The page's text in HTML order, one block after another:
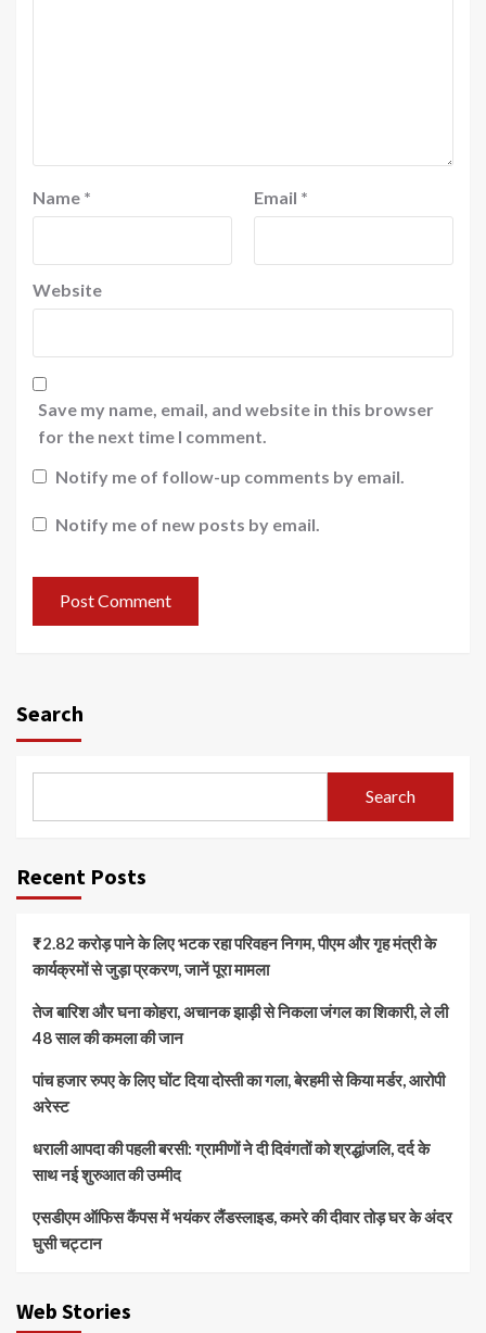
Name * Email *
Website
Save my name, email, and website in this browser
for the next time I comment.
Notify me of follow-up comments by email.
Notify me of new posts by email.
Search
Search
Recent Posts
₹2.82 करोड़ पाने के लिए भटक रहा परिवहन निगम, पीएम और गृह मंत्री के
कार्यक्रमों से जुड़ा प्रकरण, जानें पूरा मामला
तेज बारिश और घना कोहरा, अचानक झाड़ी से निकला जंगल का शिकारी, ले ली
48 साल की कमला की जान
पांच हजार रुपए के लिए घोंट दिया दोस्ती का गला, बेरहमी से किया मर्डर, आरोपी
अरेस्ट
धराली आपदा की पहली बरसी: ग्रामीणों ने दी दिवंगतों को श्रद्धांजलि, दर्द के
साथ नई शुरुआत की उम्मीद
एसडीएम ऑफिस कैंपस में भयंकर लैंडस्लाइड, कमरे की दीवार तोड़ घर के अंदर
घुसी चट्टान
Web Stories